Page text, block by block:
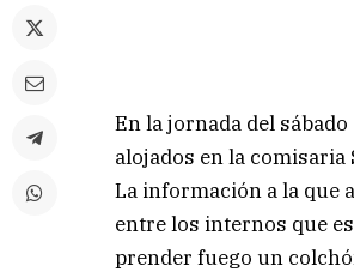
En la jornada del
alojados en la
La información a la que
entre los internos que
prender fuego un